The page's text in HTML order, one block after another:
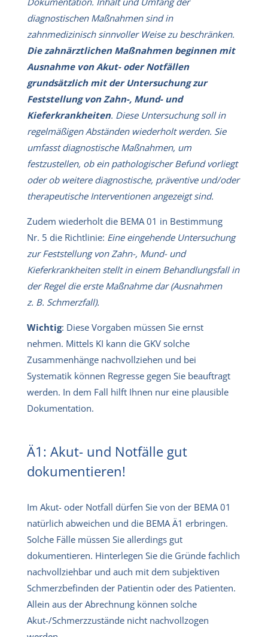
diagnostischen Maßnahmen sind in
zahnmedizinisch sinnvoller Weise zu beschränken.
Die zahnärztlichen Maßnahmen beginnen mit
Ausnahme von Akut- oder Notfällen
grundsätzlich mit der Untersuchung zur
Feststellung von Zahn-, Mund- und
Kieferkrankheiten. Diese Untersuchung soll in
regelmäßigen Abständen wiederholt werden. Sie
umfasst diagnostische Maßnahmen, um
festzustellen, ob ein pathologischer Befund vorliegt
oder ob weitere diagnostische, präventive und/oder
therapeutische Interventionen angezeigt sind.
Zudem wiederholt die BEMA 01 in Bestimmung
Nr. 5 die Richtlinie: Eine eingehende Untersuchung
zur Feststellung von Zahn-, Mund- und
Kieferkrankheiten stellt in einem Behandlungsfall in
der Regel die erste Maßnahme dar (Ausnahmen
z. B. Schmerzfall).
Wichtig: Diese Vorgaben müssen Sie ernst
nehmen. Mittels KI kann die GKV solche
Zusammenhänge nachvollziehen und bei
Systematik können Regresse gegen Sie beauftragt
werden. In dem Fall hilft Ihnen nur eine plausible
Dokumentation.
Ä1: Akut- und Notfälle gut
dokumentieren!
Im Akut- oder Notfall dürfen Sie von der BEMA 01
natürlich abweichen und die BEMA Ä1 erbringen.
Solche Fälle müssen Sie allerdings gut
dokumentieren. Hinterlegen Sie die Gründe fachlich
nachvollziehbar und auch mit dem subjektiven
Schmerzbefinden der Patientin oder des Patienten.
Allein aus der Abrechnung können solche
Akut-/Schmerzzustände nicht nachvollzogen